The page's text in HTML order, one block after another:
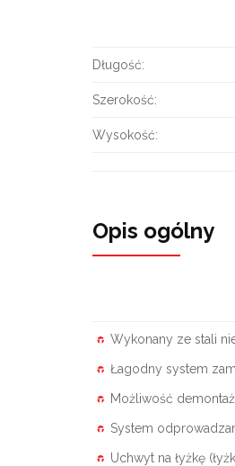
Długość:
Szerokość:
Wysokość:
Opis ogólny
Wykonany ze stali
Łagodny system
Możliwość
System
Uchwyt na łyżkę